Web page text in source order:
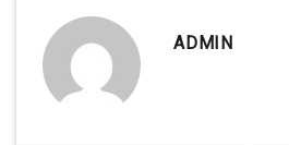
ADMIN